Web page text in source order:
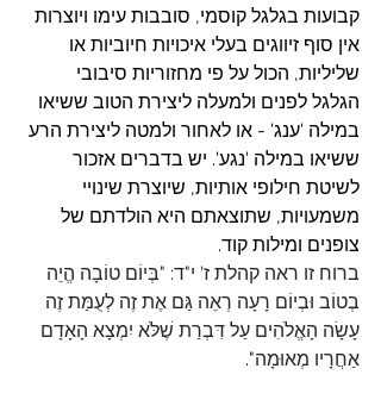
קבועות בגלגל קוסמי, סובבות עימו ויוצרות
אין סוף זיווגים בעלי איכויות חיוביות או
שליליות, הכול על פי מחזוריות סיבובי
הגלגל לפנים ולמעלה ליצירת הטוב ששיאו
במילה 'ענג' - או לאחור ולמטה ליצירת הרע
ששיאו במילה 'נגע'. יש בדברים אזכור
לשיטת חילופי אותיות, שיוצרת שינויי
משמעויות, שתוצאתם היא הולדתם של
צופנים ומילות קוד.
ברוח זו ראה קהלת ז' י"ד: "בְּיוֹם טוֹבָה הֱיֵה
בְטוֹב וּבְיוֹם רָעָה רְאֵה גַּם אֶת זֶה לְעֻמַּת זֶה
עָשָׂה הָאֱלֹהִים עַל דִּבְרַת שֶׁלֹּא יִמְצָא הָאָדָם
אַחֲרָיו מְאוּמָה".